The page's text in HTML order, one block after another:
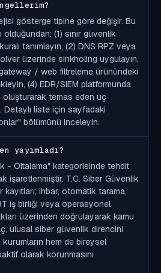
gösterge tipine göre değişir. Bu
olduğundan: (1) sınır güvenlik
tanımlayın, (2) DNS RPZ veya
üzerinde sinkholing uygulayın,
/ web filtreleme ürünündeki
(4) EDR/SIEM platformunda
oluşturarak temas eden uç
Detaylı liste için sayfadaki
bölümünü inceleyin.
yayımladı?
- Oltalama" kategorisinde tehdit
işaretlenmiştir. T.C. Siber Güvenlik
kayıtları; ihbar, otomatik tarama,
iş birliği veya operasyonel
üzerinden doğrulayarak kamu
ulusal siber güvenlik direncini
kurumların hem de bireysel
olarak korunmasını